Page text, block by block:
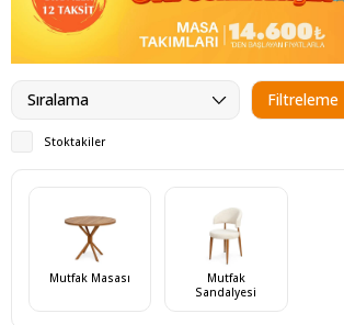
Filtreleme
Sıralama
Stoktakiler
Mutfak Masası
Mutfak
Sandalyesi